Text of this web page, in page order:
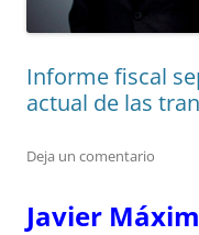
Informe fiscal
actual de las
Deja un comentario
Javier